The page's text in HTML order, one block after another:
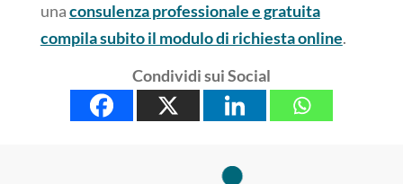
unaconsulenza professionale e gratuita
compila subito il modulo di richiesta online.
Condividi sui Social